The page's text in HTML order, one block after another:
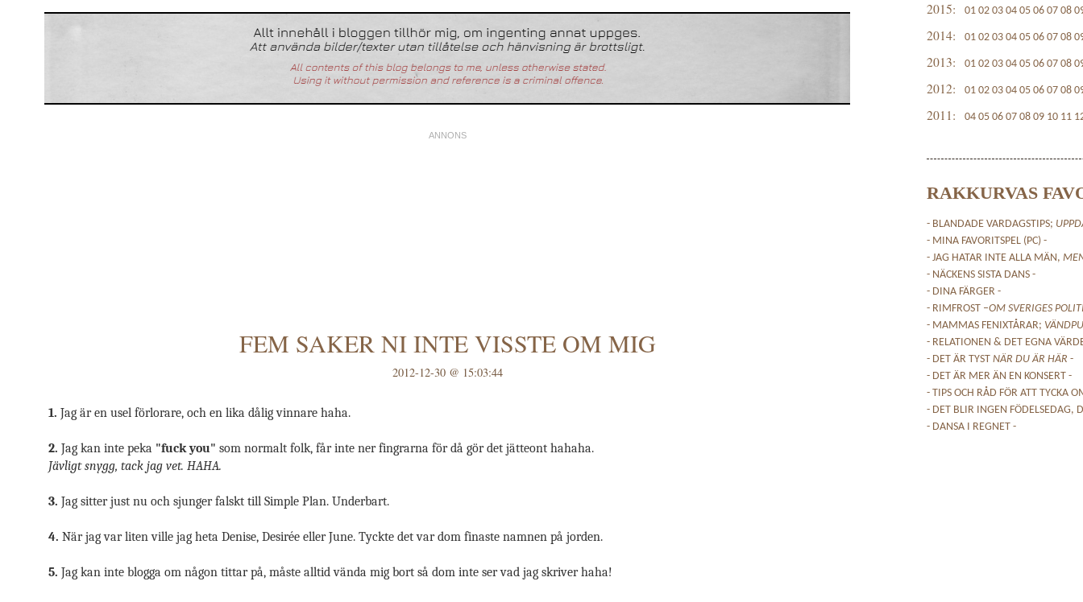
FEM SAKER NI INTE VISSTE OM MIG
2012-12-30 @ 15:03:44
1. Jag är en usel förlorare, och en lika dålig vinnare haha.
2. Jag kan inte peka "fuck you" som normalt folk, får inte ner fingrarna för då gör det jätteont hahaha.
Jävligt snygg, tack jag vet. HAHA.
3. Jag sitter just nu och sjunger falskt till Simple Plan. Underbart.
4. När jag var liten ville jag heta Denise, Desirée eller June. Tyckte det var dom finaste namnen på jorden.
5. Jag kan inte blogga om någon tittar på, måste alltid vända mig bort så dom inte ser vad jag skriver haha!
2015: 01 02 03 04 05 06 07 08
2014: 01 02 03 04 05 06 07 08
2013: 01 02 03 04 05 06 07 08
2012: 01 02 03 04 05 06 07 08
2011: 04 05 06 07 08 09 10 11
RAKKURVAS
- BLANDADE VARDAGSTIPS;
- MINA FAVORITSPEL (PC) -
- JAG HATAR INTE ALLA MÄN,
- NÄCKENS SISTA DANS -
- DINA FÄRGER -
- RIMFROST –OM SVERIGES
- MAMMAS FENIXTÅRAR;
- RELATIONEN & DET EGNA
- DET ÄR TYST NÄR DU ÄR HÄR -
- DET ÄR MER ÄN EN KONSERT -
- TIPS OCH RÅD FÖR ATT TYCKA
- DET BLIR INGEN FÖDELSEDAG,
- DANSA I REGNET -